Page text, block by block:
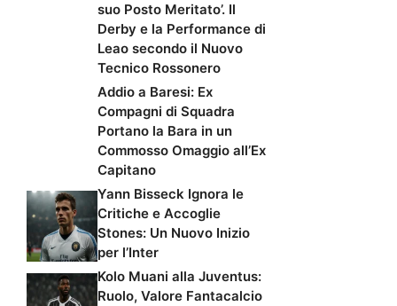
suo Posto Meritato’. Il
Derby e la Performance di
Leao secondo il Nuovo
Tecnico Rossonero
Addio a Baresi: Ex
Compagni di Squadra
Portano la Bara in un
Commosso Omaggio all’Ex
Capitano
Yann Bisseck Ignora le
Critiche e Accoglie
Stones: Un Nuovo Inizio
per l’Inter
Kolo Muani alla Juventus:
Ruolo, Valore Fantacalcio